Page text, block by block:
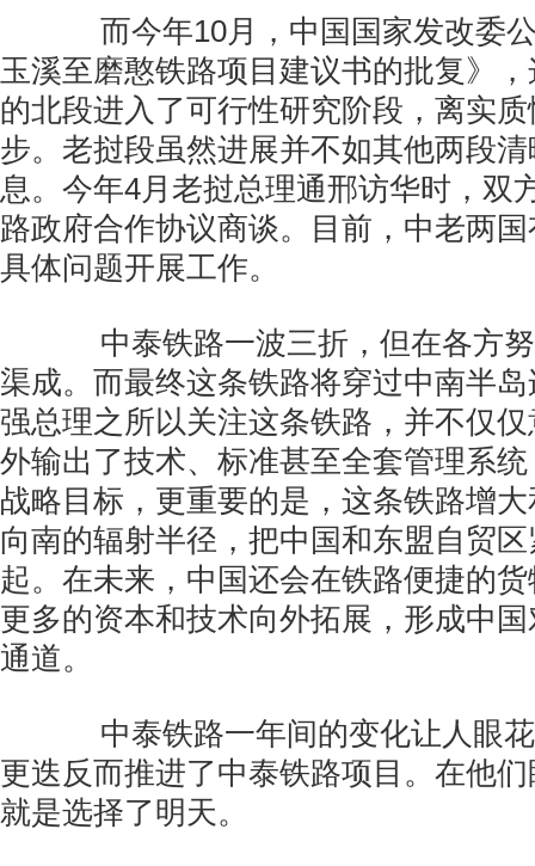
而今年10月，中国国家发改委公
玉溪至磨憨铁路项目建议书的批复》
的北段进入了可行性研究阶段，离实
步。老挝段虽然进展并不如其他两段
息。今年4月老挝总理通邢访华时，双
路政府合作协议商谈。目前，中老两
具体问题开展工作。
中泰铁路一波三折，但在各方努
渠成。而最终这条铁路将穿过中南半
强总理之所以关注这条铁路，并不仅
外输出了技术、标准甚至全套管理系统
战略目标，更重要的是，这条铁路增
向南的辐射半径，把中国和东盟自贸
起。在未来，中国还会在铁路便捷的
更多的资本和技术向外拓展，形成中
通道。
中泰铁路一年间的变化让人眼花
更迭反而推进了中泰铁路项目。在他
就是选择了明天。